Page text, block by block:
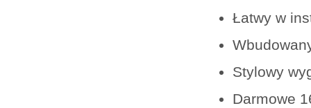
Łatwy w
Stylowy
Darmowe